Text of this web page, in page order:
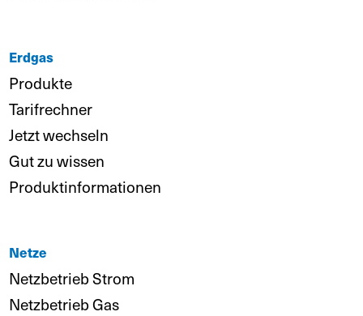
Erdgas
Produkte
Tarifrechner
Jetzt wechseln
Gut zu wissen
Produktinformationen
Netze
Netzbetrieb Strom
Netzbetrieb Gas